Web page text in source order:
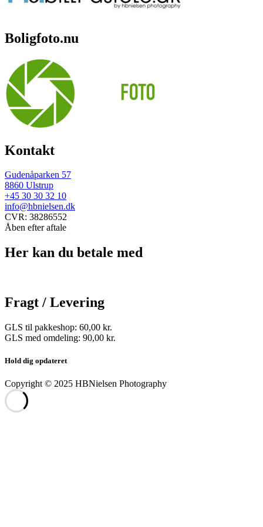
Boligfoto.nu
Kontakt
Gudenåparken 57
8860 Ulstrup
+45 30 30 32 10
info@hbnielsen.dk
CVR: 38286552
Åben efter aftale
Her kan du betale med
Fragt / Levering
GLS til pakkeshop: 60,00 kr.
GLS med omdeling: 90,00 kr.
Hold dig opdateret
Copyright © 2025 HBNielsen Photography